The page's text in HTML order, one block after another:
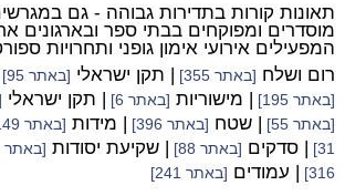
תאונות קורות בתדירות גבוהה - גם
מוסדרים ומפוקחים בבתי ספר ובארגונים
המפעילים אירועי אימון גופני ותחרויות
רום ושלח [באתר 355] | תקן ישראלי [באתר 95]
[באתר 195] | מישוריות [באתר 6] | תקן ישראלי
[באתר 55] | שטח [באתר 396] | מידות [באתר 149]
31]
| סדקים [באתר 88] | שקיעת יסודות [באתר 24]
316]
| עמודים [באתר 241]